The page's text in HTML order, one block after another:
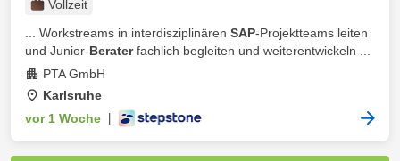
Vollzeit
... Workstreams in interdisziplinären SAP-Projektteams leiten
und Junior-Beraterfachlich begleiten und weiterentwickeln ...
PTA GmbH
Karlsruhe
vor 1 Woche